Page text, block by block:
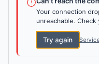
Your connection
unreachable.
Try again